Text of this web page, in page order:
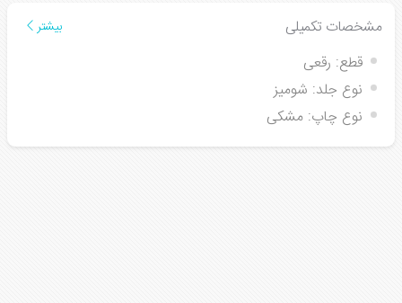
مشخصات تکمیلی بیشتر
قطع: رقعی
نوع جلد: شومیز
نوع چاپ: مشکی